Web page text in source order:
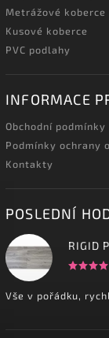
Metrážové koberce
Kusové koberce
PVC podlahy
INFORMACE
Obchodní podmínky
Podmínky ochrany
Kontakty
POSLEDNÍ
RIGID
Vše v pořádku,